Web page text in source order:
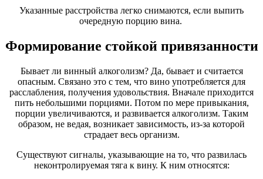
Указанные расстройства легко снимаются, если выпить
очередную порцию вина.
Формирование стойкой привязанности
Бывает ли винный алкоголизм? Да, бывает и считается
опасным. Связано это с тем, что вино употребляется для
расслабления, получения удовольствия. Вначале приходится
пить небольшими порциями. Потом по мере привыкания,
порции увеличиваются, и развивается алкоголизм. Таким
образом, не ведая, возникает зависимость, из-за которой
страдает весь организм.
Существуют сигналы, указывающие на то, что развилась
неконтролируемая тяга к вину. К ним относятся: